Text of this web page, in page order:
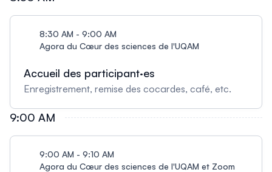
8:30 AM - 9:00 AM
Agora du Cœur des sciences de l'UQAM
Accueil des participant·es
Enregistrement, remise des cocardes, café, etc.
9:00 AM
9:00 AM - 9:10 AM
Agora du Cœur des sciences de l'UQAM et Zoom